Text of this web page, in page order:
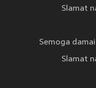
Slamat
Semoga
Slamat